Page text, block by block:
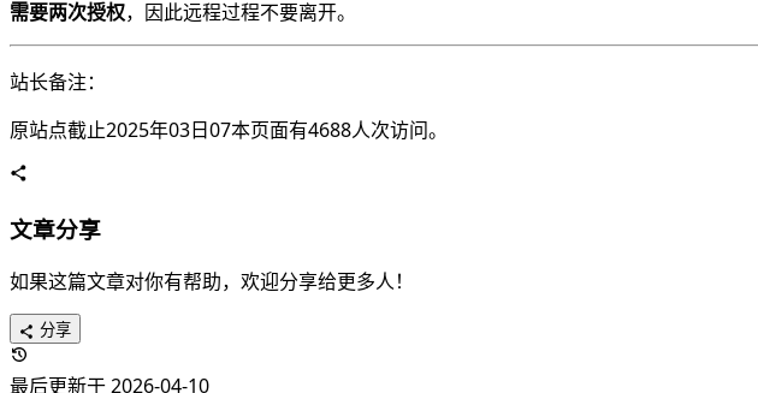
需要两次授权，因此远程过程不要离开。
站长备注：
原站点截止2025年03日07本页面有4688人次访问。
文章分享
如果这篇文章对你有帮助，欢迎分享给更多人！
分享
最后更新于 2026-04-10